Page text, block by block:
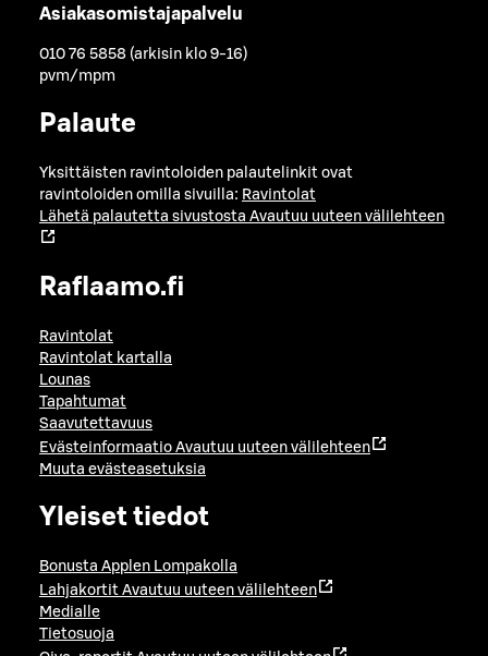
Asiakasomistajapalvelu
010 76 5858 (arkisin klo 9-16)
pvm/mpm
Palaute
Yksittäisten ravintoloiden palautelinkit ovat
ravintoloiden omilla sivuilla: Ravintolat
Lähetä palautetta sivustosta Avautuu uuteen välilehteen
Raflaamo.fi
Ravintolat
Ravintolat kartalla
Lounas
Tapahtumat
Saavutettavuus
Evästeinformaatio Avautuu uuteen välilehteen
Muuta evästeasetuksia
Yleiset tiedot
Bonusta Applen Lompakolla
Lahjakortit Avautuu uuteen välilehteen
Medialle
Tietosuoja